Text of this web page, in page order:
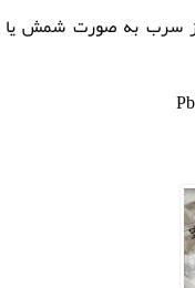
سرب به صورت شمش یا